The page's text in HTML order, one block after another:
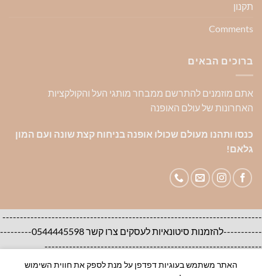
תקנון
Comments
ברוכים הבאים
אתם מוזמנים להתרשם ממבחר מותגי העל והקולקציות
האחרונות של עולם האופנה
כנסו ותהנו מעולם שכולו אופנה בניחוח קצת שונה ועם המון
גלאם!
--------------------------------------------------------------------------
-----------להזמנות סיטונאיות לעסקים צרו קשר 0544445598---------
--------------------------------------------------------------
אודות צור קשר שאלות ותשובות
האתר משתמש בעוגיות דפדפן על מנת לספק את חווית השימוש